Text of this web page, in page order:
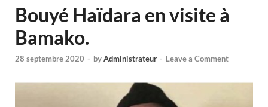
Bouyé Haïdara en visite à
Bamako.
28 septembre 2020 - byAdministrateur - Leave a Comment